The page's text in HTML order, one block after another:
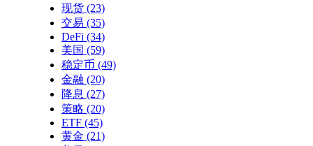
现货 (23)
交易 (35)
DeFi (34)
美国 (59)
稳定币 (49)
金融 (20)
降息 (27)
策略 (20)
ETF (45)
黄金 (21)